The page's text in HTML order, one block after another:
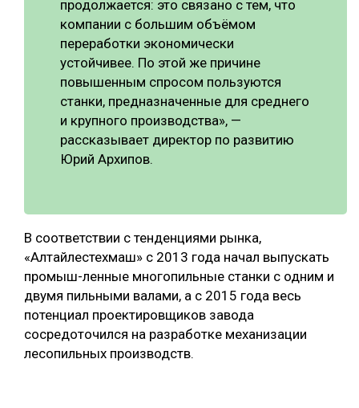
продолжается: это связано с тем, что
компании с большим объёмом
переработки экономически
устойчивее. По этой же причине
повышенным спросом пользуются
станки, предназначенные для среднего
и крупного производства», —
рассказывает директор по развитию
Юрий Архипов.
В соответствии с тенденциями рынка,
«Алтайлестехмаш» с 2013 года начал выпускать
промыш-ленные многопильные станки с одним и
двумя пильными валами, а с 2015 года весь
потенциал проектировщиков завода
сосредоточился на разработке механизации
лесопильных производств.